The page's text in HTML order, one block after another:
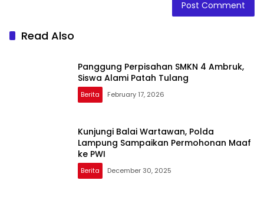
Read Also
Panggung Perpisahan SMKN 4 Ambruk,
Siswa Alami Patah Tulang
Berita February 17, 2026
Kunjungi Balai Wartawan, Polda
Lampung Sampaikan Permohonan Maaf
ke PWI
Berita December 30, 2025